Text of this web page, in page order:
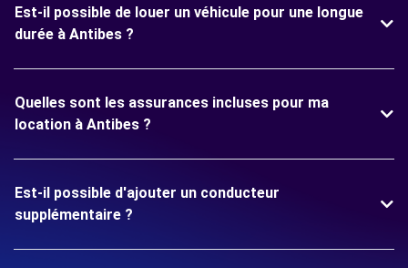
Est-il possible de louer un véhicule pour une longue
durée à Antibes ?
Quelles sont les assurances incluses pour ma
location à Antibes ?
Est-il possible d'ajouter un conducteur
supplémentaire ?